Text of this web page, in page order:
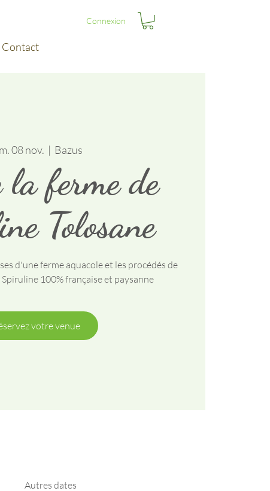
Connexion
Contact
08 nov.
  |
Bazus
la ferme de
Tolosane
d'une ferme aquacole et les procédés de
100% française et paysanne
votre venue
Autres dates